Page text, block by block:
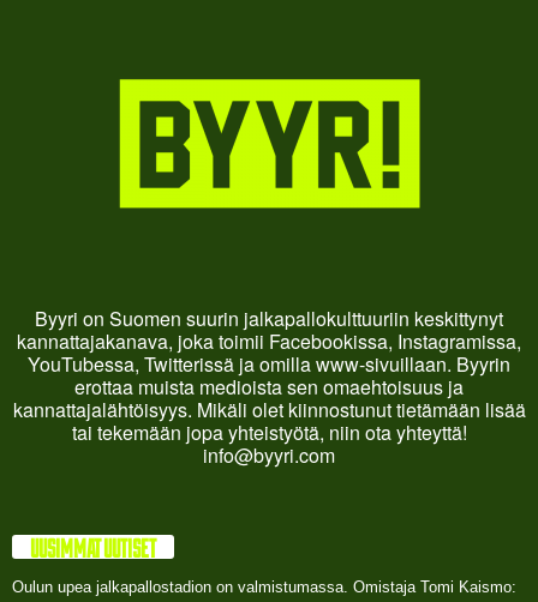
Byyri on Suomen suurin jalkapallokulttuuriin keskittynyt
kannattajakanava, joka toimii Facebookissa, Instagramissa,
YouTubessa, Twitterissä ja omilla www-sivuillaan. Byyrin
erottaa muista medioista sen omaehtoisuus ja
kannattajalähtöisyys. Mikäli olet kiinnostunut tietämään lisää
tai tekemään jopa yhteistyötä, niin ota yhteyttä!
info@byyri.com
UUSIMMAT UUTISET
Oulun upea jalkapallostadion on valmistumassa. Omistaja Tomi Kaismo: